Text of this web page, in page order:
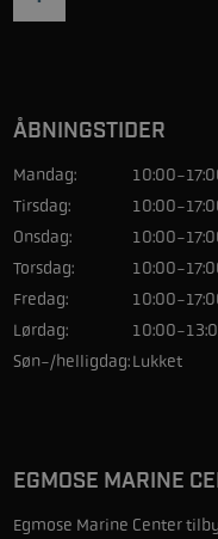
ÅBNINGSTIDER
Mandag:
10:00-
Tirsdag:
10:00-
Onsdag:
10:00-
Torsdag:
10:00-
Fredag:
10:00-
Lørdag:
10:00-
Søn-/helligdag:Lukket
EGMOSE MARINE
Egmose Marine Center